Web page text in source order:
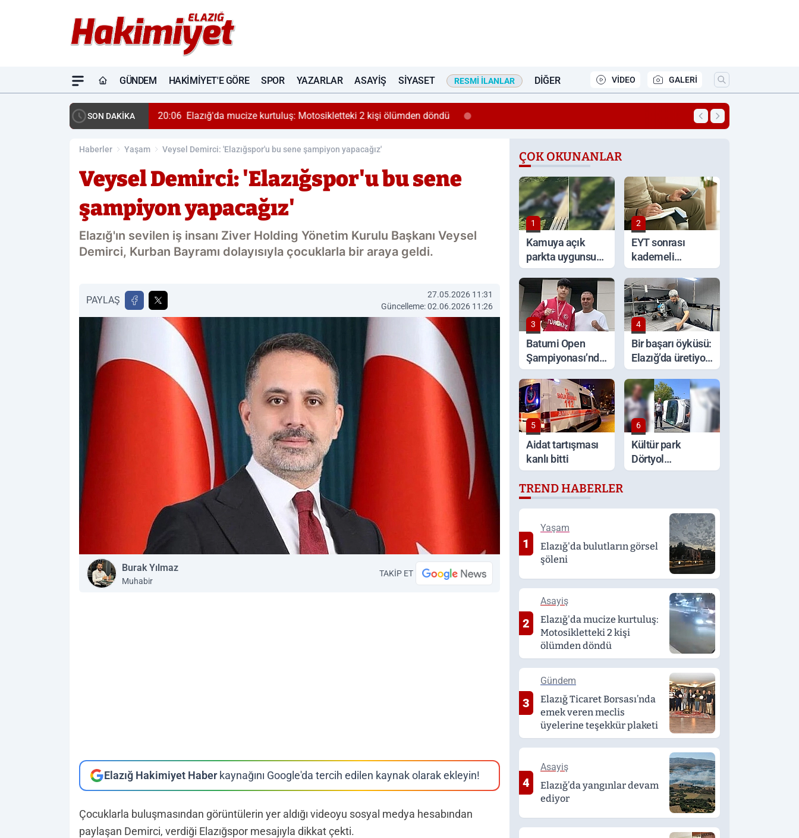
GÜNDEM HAKIMIYET'E GÖRE SPOR YAZARLAR ASAYIŞ SIYASET RESMI İLANLAR DIĞER VİDEO GALERİ
SON DAKİKA 20:06 Elazığ'da mucize kurtuluş: Motosikletteki 2 kişi ölümden döndü 19:48 Elazığ Ticaret
Haberler Yaşam Veysel Demirci: 'Elazığspor'u bu sene şampiyon yapacağız'
Veysel Demirci: 'Elazığspor'u bu sene
şampiyon yapacağız'
Elazığ'ın sevilen iş insanı Ziver Holding Yönetim Kurulu Başkanı Veysel
Demirci, Kurban Bayramı dolayısıyla çocuklarla bir araya geldi.
PAYLAŞ
27.05.2026 11:31
Güncelleme: 02.06.2026 11:26
Burak Yılmaz
Muhabir
TAKİP ET
Elazığ Hakimiyet Haberkaynağını Google'da tercih edilen kaynak olarak ekleyin!
Çocuklarla buluşmasından görüntülerin yer aldığı videoyu sosyal medya hesabından
paylaşan Demirci, verdiği Elazığspor mesajıyla dikkat çekti.
ÇOK OKUNANLAR
1
Kamuya açık
parkta uygunsuz
davranışlar tepki
topladı
2
EYT sonrası
kademeli
emeklilik talebi
yeniden
gündemde
3
Batumi Open
Şampiyonası’nda
Elazığlı Direnç
zirvede
4
Bir başarı öyküsü:
Elazığ’da üretiyor,
Türkiye’nin dört
bir yanına
gönderiyor
5
Aidat tartışması
kanlı bitti
6
Kültür park
Dörtyol
Kavşağı’nda kaza
TREND HABERLER
1
Yaşam
Elazığ'da bulutların görsel
şöleni
2
Asayiş
Elazığ'da mucize kurtuluş:
Motosikletteki 2 kişi
ölümden döndü
3
Gündem
Elazığ Ticaret Borsası’nda
emek veren meclis
üyelerine teşekkür plaketi
4
Asayiş
Elazığ’da yangınlar devam
ediyor